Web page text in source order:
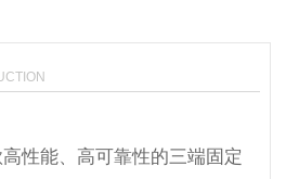
性能、高可靠性的三端固定